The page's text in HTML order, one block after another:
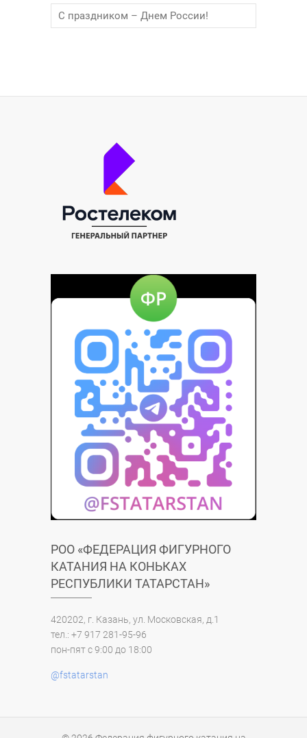
С праздником – Днем России!
РОО «ФЕДЕРАЦИЯ ФИГУРНОГО
КАТАНИЯ НА КОНЬКАХ
РЕСПУБЛИКИ ТАТАРСТАН»
420202, г. Казань, ул. Московская, д.1
тел.: +7 917 281-95-96
пон-пят с 9:00 до 18:00
@fstatarstan